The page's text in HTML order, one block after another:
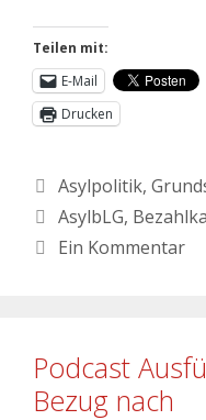
Teilen mit:
E-Mail
Drucken
Asylpolitik,
AsylbLG,
Ein Kommentar
Podcast
Bezug nach